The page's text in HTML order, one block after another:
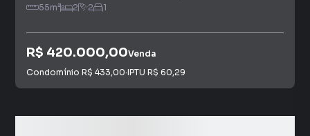
55m² 2 2 1
R$ 420.000,00Venda
Condomínio R$ 433,00·IPTU R$ 60,29